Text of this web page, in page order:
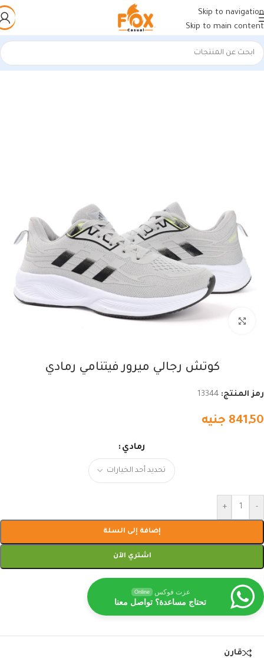
Skip to navigation
Skip to main content
الرئيسية/أحذية رجالي/كوتشي رجالي
اضغط للتكبير
كوتش رجالي ميرور فيتنامي رمادي
رمز المنتج: 13344
841,50 جنيه
رمادي
-
+
إضافة إلى السلة
اشتري الآن
عزت فوكس Online
تحتاج مساعدة؟ تواصل معنا
قارن